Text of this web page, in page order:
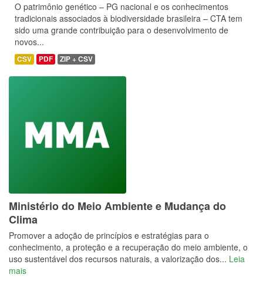
O patrimônio genético – PG nacional e os conhecimentos
tradicionais associados à biodiversidade brasileira – CTA tem
sido uma grande contribuição para o desenvolvimento de
novos...
CSV PDF ZIP + CSV
Ministério do Meio Ambiente e Mudança do
Clima
Promover a adoção de princípios e estratégias para o
conhecimento, a proteção e a recuperação do meio ambiente, o
uso sustentável dos recursos naturais, a valorização dos... Leia
mais